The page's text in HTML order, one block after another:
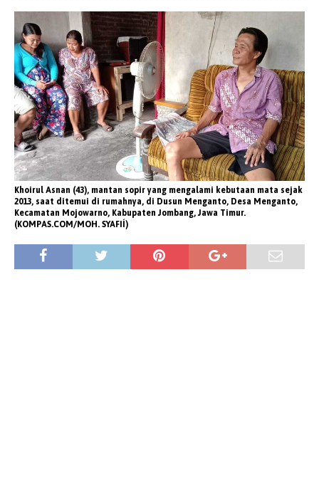
Khoirul Asnan (43), mantan sopir yang mengalami kebutaan mata sejak
2013, saat ditemui di rumahnya, di Dusun Menganto, Desa Menganto,
Kecamatan Mojowarno, Kabupaten Jombang, Jawa Timur.
(KOMPAS.COM/MOH. SYAFIÍ)